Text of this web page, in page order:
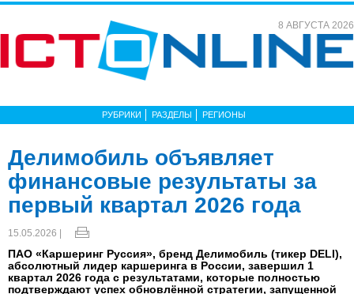
8 АВГУСТА 2026
РУБРИКИ РАЗДЕЛЫ РЕГИОНЫ
Делимобиль объявляет
финансовые результаты за
первый квартал 2026 года
15.05.2026 |
ПАО «Каршеринг Руссия», бренд Делимобиль (тикер DELI),
абсолютный лидер каршеринга в России, завершил 1
квартал 2026 года с результатами, которые полностью
подтверждают успех обновлённой стратегии, запущенной